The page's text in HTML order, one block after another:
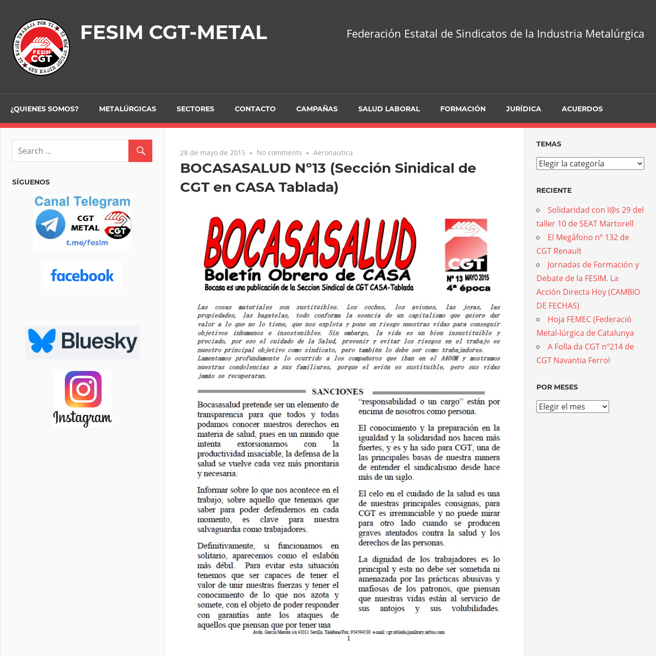
content
FESIM CGT-METAL Federación Estatal de Sindicatos de la Industria Metalúrgica
¿QUIENES SOMOS? METALÚRGICAS SECTORES CONTACTO CAMPAÑAS SALUD LABORAL FORMACIÓN JURÍDICA ACUERDOS
28 de mayo de 2015 No comments Aeronautica
BOCASASALUD Nº13 (Sección Sinidical de
CGT en CASA Tablada)
SÍGUENOS
TEMAS
Temas
RECIENTE
Solidaridad con l@s 29 del
taller 10 de SEAT Martorell
El Megáfono nº 132 de
CGT Renault
Jornadas de Formación y
Debate de la FESIM. La
Acción Directa Hoy (CAMBIO
DE FECHAS)
Hoja FEMEC (Federació
Metal-lúrgica de Catalunya
A Folla da CGT nº214 de
CGT Navantia Ferrol
POR MESES
Por